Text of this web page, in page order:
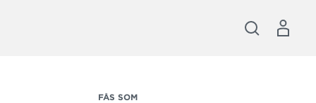
FÅS SOM